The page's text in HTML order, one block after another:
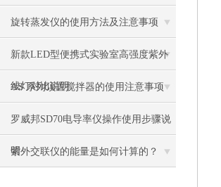
旋转蒸发仪的使用方法及注意事项
新款LED型便携式实验室高强度紫外
线灯对比说明
AS 系列顶置搅拌器的使用注意事项
罗威邦SD70电导率仪操作使用步骤说
明
紫外交联仪的能量是如何计算的？